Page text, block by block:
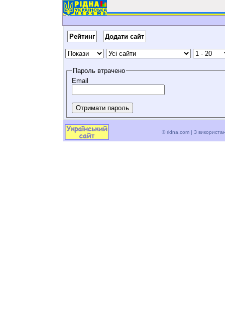
Рейтинг Додати сайт
Пароль втрачено
Email
© ridna.com | З